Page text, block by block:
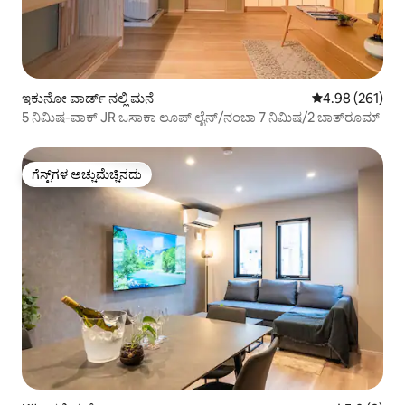
ಇಕುನೋ ವಾರ್ಡ್ ನಲ್ಲಿ ಮನೆ 5 ರಲ್ಲಿ 4.98
4.98 (261)
5 ನಿಮಿಷ-ವಾಕ್ JR ಒಸಾಕಾ ಲೂಪ್ ಲೈನ್/ನಂಬಾ 7 ನಿಮಿಷ/2 ಬಾತ್‌ರೂಮ್
ಗೆಸ್ಟ್‌ಗಳ ಅಚ್ಚುಮೆಚ್ಚಿನದು
ಗೆಸ್ಟ್‌ಗಳ ಅಚ್ಚುಮೆಚ್ಚಿನದು